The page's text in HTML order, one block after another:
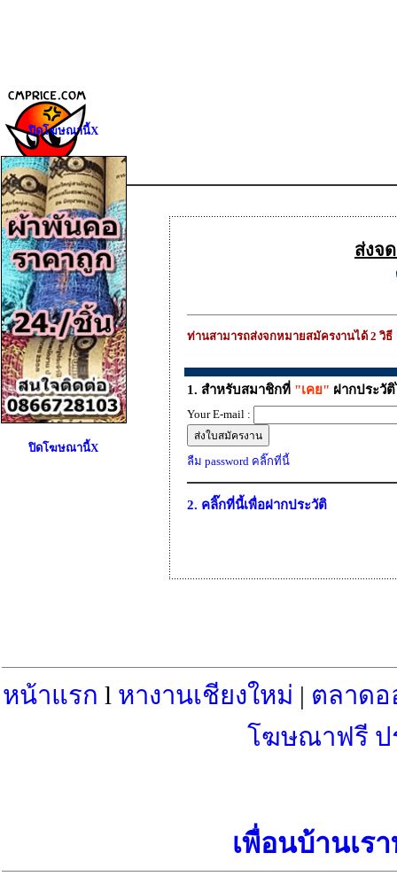
ส่งจ
ท่านสามารถส่งจกหมายสมัครงานได้ 2 วิธี
1. สำหรับสมาชิกที่ "เคย" ฝากประวัติ
Your E-mail :
ลืม password คลิ๊กที่นี้
2. คลิ๊กที่นี้เพื่อฝากประวัติ
ปิดโฆษณานี้X
ปิดโฆษณานี้X
หน้าแรก l หางานเชียงใหม่ | ตลาด
โฆษณาฟรี ป
เพื่อนบ้านเร